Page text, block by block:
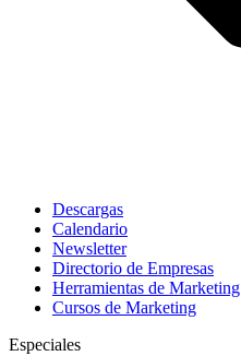
Descargas
Calendario
Newsletter
Directorio de Empresas
Herramientas de Marketing
Cursos de Marketing
Especiales